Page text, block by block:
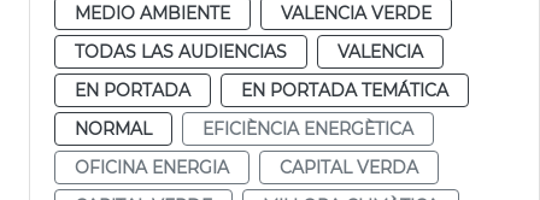
MEDIO AMBIENTE
VALENCIA VERDE
TODAS LAS AUDIENCIAS
VALENCIA
EN PORTADA
EN PORTADA TEMÁTICA
NORMAL
EFICIÈNCIA ENERGÈTICA
OFICINA ENERGIA
CAPITAL VERDA